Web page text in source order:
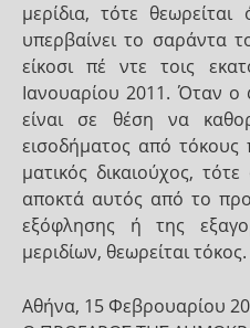
μερίδια, τότε
υπερβαίνει το σαράντα
είκοσι πέ­ ντε τοις
Ιανουαρίου 2011. Όταν
είναι σε θέση να
εισοδήματος από
ματικός δικαιούχος,
αποκτά αυτός από το
εξόφλησης ή της
μεριδίων, θεωρείται τόκος.
Αθήνα, 15 Φεβρουαρίου